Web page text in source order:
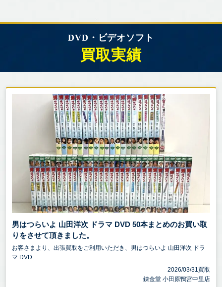
DVD・ビデオソフト
買取実績
男はつらいよ 山田洋次 ドラマ DVD 50本まとめのお買い取
りをさせて頂きました。
お客さまより、出張買取をご利用いただき、男はつらいよ 山田洋次 ドラ
マ DVD ...
2026/03/31買取
錬金堂 小田原鴨宮中里店